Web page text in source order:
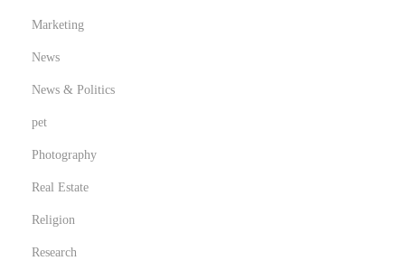
Marketing
News
News & Politics
pet
Photography
Real Estate
Religion
Research